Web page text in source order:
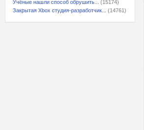
Учёные нашли способ обрушить...
(15174)
Закрытая Xbox студия-разработчик...
(14761)